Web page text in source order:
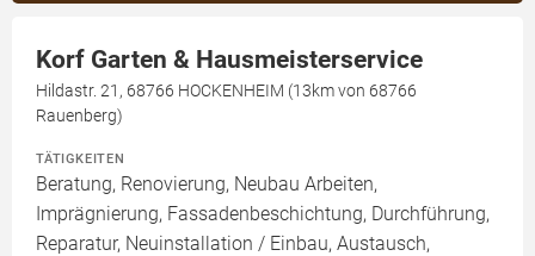
Korf Garten & Hausmeisterservice
Hildastr. 21, 68766 HOCKENHEIM (13km von 68766
Rauenberg)
TÄTIGKEITEN
Beratung, Renovierung, Neubau Arbeiten,
Imprägnierung, Fassadenbeschichtung, Durchführung,
Reparatur, Neuinstallation / Einbau, Austausch,